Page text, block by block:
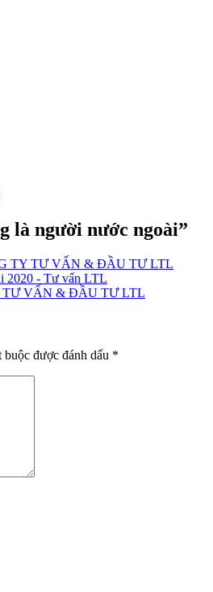
là người nước ngoài”
TY TƯ VẤN & ĐẦU TƯ LTL
2020 - Tư vấn LTL
TƯ VẤN & ĐẦU TƯ LTL
buộc được đánh dấu *